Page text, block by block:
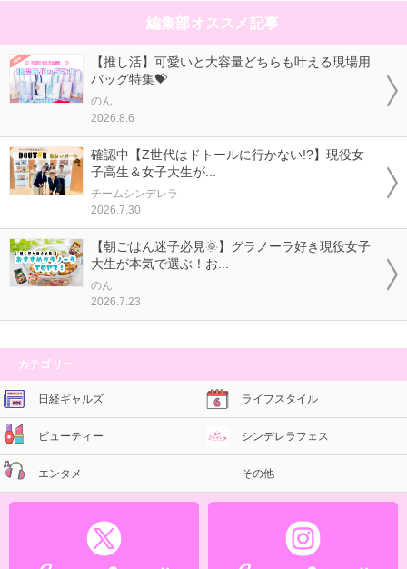
編集部オススメ記事
【推し活】可愛いと大容量どちらも叶える現場用
バッグ特集💝
のん
2026.8.6
確認中【Z世代はドトールに行かない!?】現役女
子高生＆女子大生が...
チームシンデレラ
2026.7.30
【朝ごはん迷子必見🌞】グラノーラ好き現役女子
大生が本気で選ぶ！お...
のん
2026.7.23
カテゴリー
日経ギャルズ ライフスタイル
ビューティー シンデレラフェス
エンタメ その他